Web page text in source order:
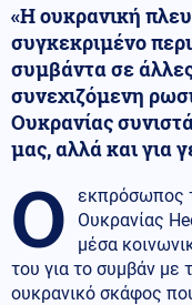
«Η ουκρανική
συγκεκριμένο
συμβάντα σε άλλες
συνεχιζόμενη
Ουκρανίας
μας, αλλά και για
Ο
εκπρόσωπος
Ουκρανίας
μέσα
του για το συμβάν με
ουκρανικό σκάφος